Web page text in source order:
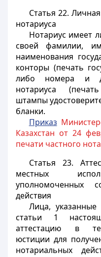
Статья 22.
нотариуса
Нотариус имеет
своей фамилии,
наименования
конторы (печать
либо номера и
нотариуса
штампы
бланки.
Приказ
Казахстан от 24
печати частного
Статья 23.
местных
уполномоченных
действия
Лица, указанные
статьи 1
аттестацию в
юстиции для
нотариальных